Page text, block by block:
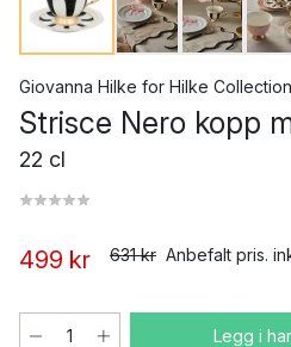
Giovanna Hilke for Hilke Collection
Strisce Nero kopp
22 cl
499 kr 631 kr Anbefalt pris.
Legg i